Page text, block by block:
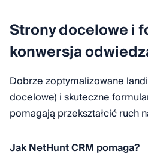
Strony docelowe i
konwersja
Dobrze zoptymalizowane
docelowe) i skuteczne
pomagają przekształcić ruch
Jak NetHunt CRM pomaga?